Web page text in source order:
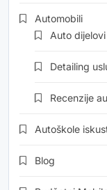
Automobili
Auto dijelovi
Detailing
Recenzije
Autoškole
Blog